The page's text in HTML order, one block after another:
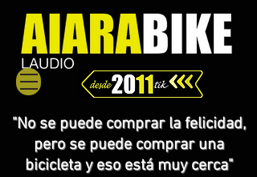
"No se puede comprar la felicidad,
pero se puede comprar una
bicicleta y eso está muy cerca"